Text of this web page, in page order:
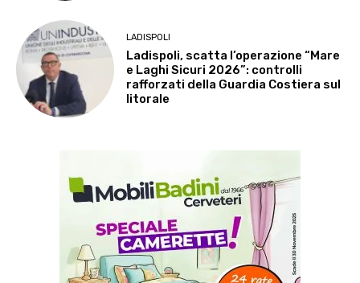
LADISPOLI
Ladispoli, scatta l’operazione “Mare
e Laghi Sicuri 2026”: controlli
rafforzati della Guardia Costiera sul
litorale